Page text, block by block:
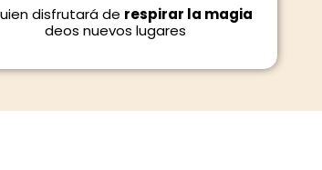
disfrutará de respirar la magia
deos nuevos lugares